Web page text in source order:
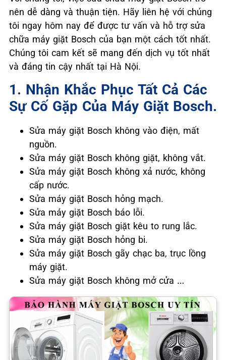
nên dễ dàng và thuận tiện. Hãy liên hệ với chúng
tôi ngay hôm nay để được tư vấn và hỗ trợ sửa
chữa máy giặt Bosch của bạn một cách tốt nhất.
Chúng tôi cam kết sẽ mang đến dịch vụ tốt nhất
và đáng tin cậy nhất tại Hà Nội.
1. Nhận Khắc Phục Tất Cả Các
Sự Cố Gặp Của Máy Giặt Bosch.
Sửa máy giặt Bosch không vào điện, mất
nguồn.
Sửa máy giặt Bosch không giặt, không vắt.
Sửa máy giặt Bosch không xả nước, không
cấp nước.
Sửa máy giặt Bosch hỏng mạch.
Sửa máy giặt Bosch báo lỗi.
Sửa máy giặt Bosch giặt kêu to rung lắc.
Sửa máy giặt Bosch hỏng bi.
Sửa máy giặt Bosch gãy chạc ba, trục lồng
máy giặt.
Sửa máy giặt Bosch không mở cửa …